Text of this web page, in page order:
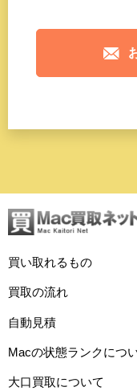
買い取れるもの
買取の流れ
自動見積
Macの状態ランクにつ
大口買取について